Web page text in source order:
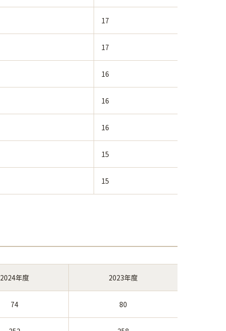
17
17
16
16
16
15
15
2024年度 2023年度
74 80